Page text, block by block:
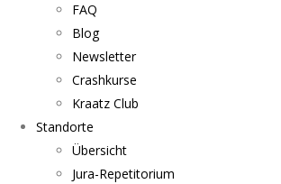
FAQ
Blog
Newsletter
Crashkurse
Kraatz Club
Standorte
Übersicht
Jura-Repetitorium